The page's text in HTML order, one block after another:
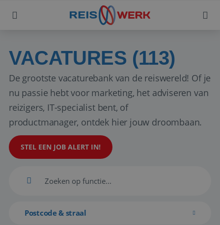
VACATURES (113)
De grootste vacaturebank van de reiswereld! Of je
nu passie hebt voor marketing, het adviseren van
reizigers, IT-specialist bent, of
productmanager, ontdek hier jouw droombaan.
STEL EEN JOB ALERT IN!
Postcode & straal